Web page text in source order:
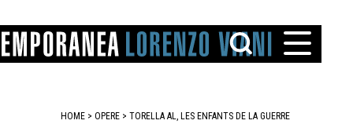
HOME > OPERE > TORELLA AL, LES ENFANTS DE LA GUERRE